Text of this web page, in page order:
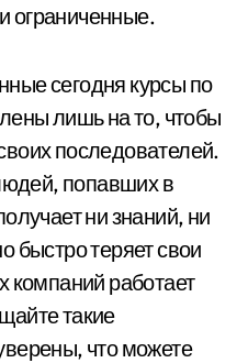
ограниченные.
сегодня курсы по
лишь на то, чтобы
последователей.
попавших в
ни знаний, ни
быстро теряет свои
компаний работает
такие
что можете